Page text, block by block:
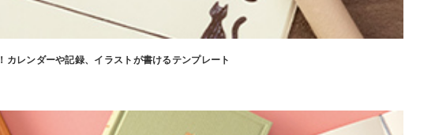
カレンダーや記録、イラストが書けるテンプレート